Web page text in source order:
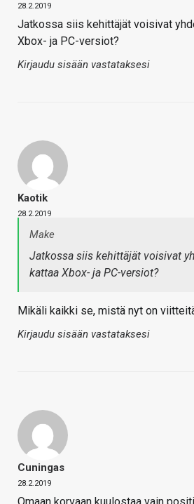
28.2.2019
Jatkossa siis kehittäjät voisivat
Xbox- ja PC-versiot?
Kirjaudu sisään vastataksesi
Kaotik
28.2.2019
Make
Jatkossa siis kehittäjät voisivat
kattaa Xbox- ja PC-versiot?
Mikäli kaikki se, mistä nyt on
Kirjaudu sisään vastataksesi
Cuningas
28.2.2019